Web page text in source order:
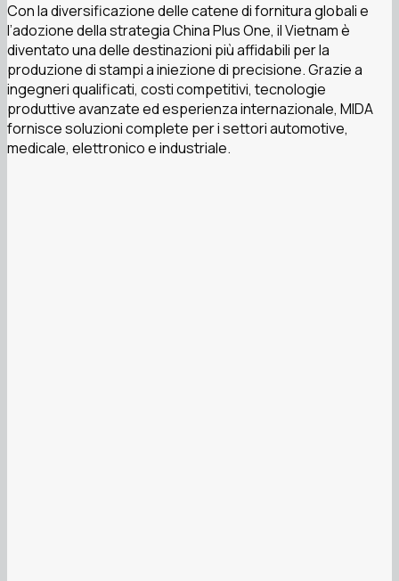
Con la diversificazione delle catene di fornitura globali e
l’adozione della strategia China Plus One, il Vietnam è
diventato una delle destinazioni più affidabili per la
produzione di stampi a iniezione di precisione. Grazie a
ingegneri qualificati, costi competitivi, tecnologie
produttive avanzate ed esperienza internazionale, MIDA
fornisce soluzioni complete per i settori automotive,
medicale, elettronico e industriale.